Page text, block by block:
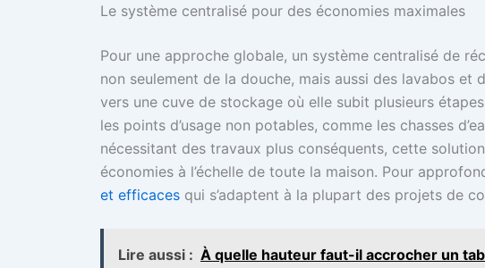
Le système centralisé pour des économies maximales
Pour une approche globale, un système centralisé de
non seulement de la douche, mais aussi des lavabos et
vers une cuve de stockage où elle subit plusieurs
les points d’usage non potables, comme les chasses
nécessitant des travaux plus conséquents, cette
économies à l’échelle de toute la maison. Pour
et efficaces qui s’adaptent à la plupart des projets de
Lire aussi : À quelle hauteur faut-il accrocher un